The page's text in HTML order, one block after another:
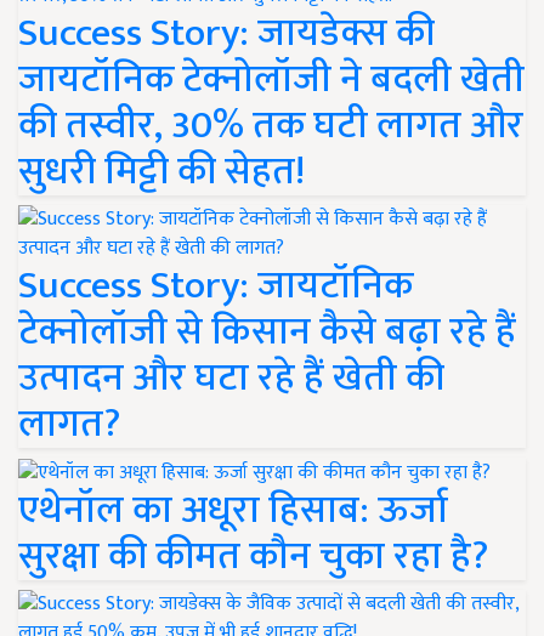
Success Story: जायडेक्स की
जायटॉनिक टेक्नोलॉजी ने बदली खेती
की तस्वीर, 30% तक घटी लागत और
सुधरी मिट्टी की सेहत!
Success Story: जायटॉनिक
टेक्नोलॉजी से किसान कैसे बढ़ा रहे हैं
उत्पादन और घटा रहे हैं खेती की
लागत?
एथेनॉल का अधूरा हिसाब: ऊर्जा
सुरक्षा की कीमत कौन चुका रहा है?